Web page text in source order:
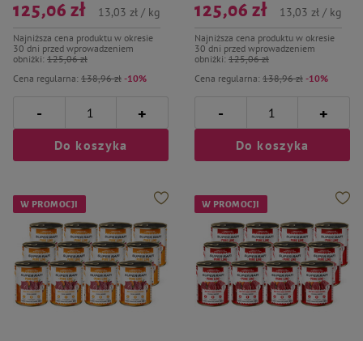
Cena regularna: 138,96 zł -10%
125,06 zł
Najniższa cena produktu w okresie
30 dni przed wprowadzeniem
obniżki: 125,06 zł
13,03 zł / kg
- +
Do koszyka
Cena regularna: 138,96 zł -10%
125,06 zł
Najniższa cena produktu w okresie
30 dni przed wprowadzeniem
obniżki: 125,06 zł
13,03 zł / kg
- +
Do koszyka
W PROMOCJI W PROMOCJI